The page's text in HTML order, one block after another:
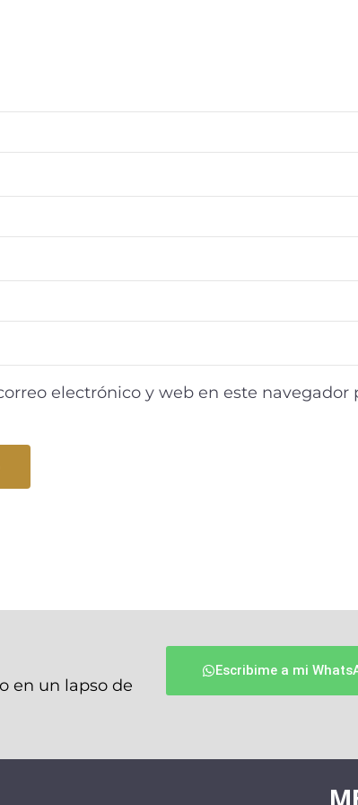
electrónico y web en este navegador
en un lapso de
Escribime a mi